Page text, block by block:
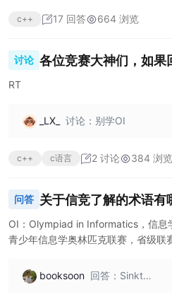
可乐了
c++ 17 回答 664 浏览
讨论 各位竞赛大神们，如果
RT
_LX_ 讨论：别学OI
c++ c语言 2 讨论 384 浏览
问答 关于信竞了解的术语有
OI：Olympiad in Informatics，信息
青少年信息学奥林匹克联赛，省级联
IOI：国际信息学奥林匹克竞赛，面
赛。 ACM-ICPC：国际大学生程序
booksoon 回答：Sinkta